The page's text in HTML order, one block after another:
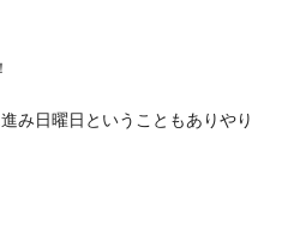
み日曜日ということもありやり